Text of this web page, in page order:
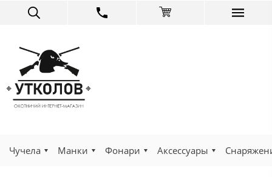
Чучела Манки Фонари Аксессуары